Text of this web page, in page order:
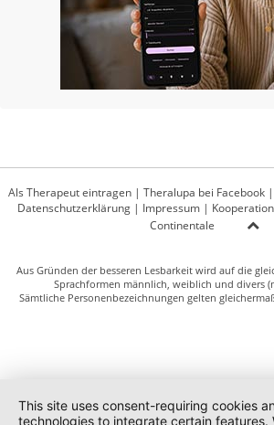
Als Therapeut eintragen | Theralupa bei Facebook |
Datenschutzerklärung| Impressum|
Continentale
Aus Gründen der besseren Lesbarkeit wird auf die
Sprachformen männlich, weiblich und divers
Sämtliche Personenbezeichnungen gelten
This site uses consent-requiring cookies
technologies to integrate certain features.